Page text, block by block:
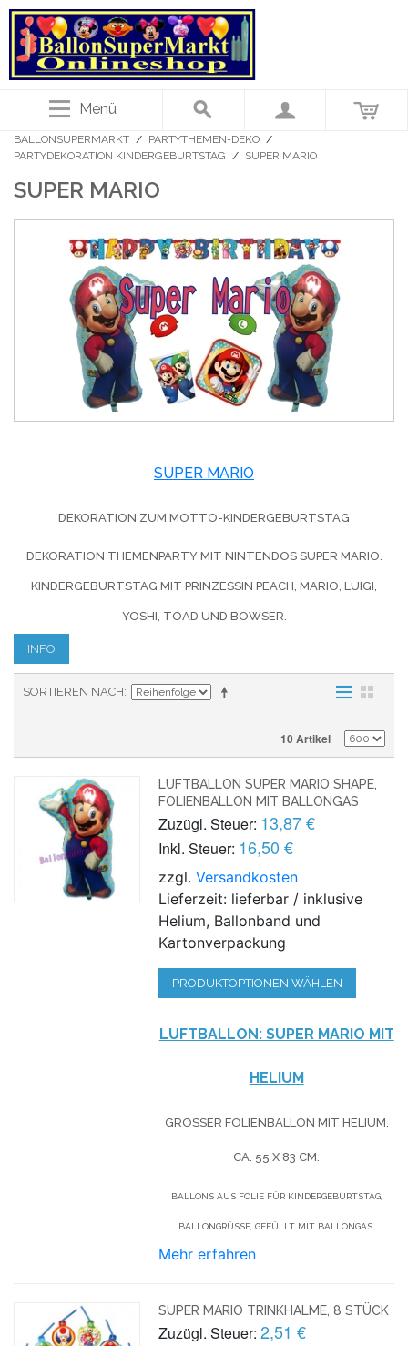
Menü
BALLONSUPERMARKT / PARTYTHEMEN-DEKO /
PARTYDEKORATION KINDERGEBURTSTAG / SUPER MARIO
SUPER MARIO
SUPER MARIO
DEKORATION ZUM MOTTO-KINDERGEBURTSTAG
DEKORATION THEMENPARTY MIT NINTENDOS SUPER MARIO.
KINDERGEBURTSTAG MIT PRINZESSIN PEACH, MARIO, LUIGI,
YOSHI, TOAD UND BOWSER.
INFO
SORTIEREN NACH
10 Artikel
LUFTBALLON SUPER MARIO SHAPE,
FOLIENBALLON MIT BALLONGAS
Zuzügl. Steuer: 13,87 €
Inkl. Steuer: 16,50 €
zzgl.Versandkosten
Lieferzeit: lieferbar / inklusive
Helium, Ballonband und
Kartonverpackung
PRODUKTOPTIONEN WÄHLEN
LUFTBALLON: SUPER MARIO MIT
HELIUM
GROSSER FOLIENBALLON MIT HELIUM,
CA. 55 X 83 CM.
BALLONS AUS FOLIE FÜR KINDERGEBURTSTAG,
BALLONGRÜSSE, GEFÜLLT MIT BALLONGAS.
Mehr erfahren
SUPER MARIO TRINKHALME, 8 STÜCK
Zuzügl. Steuer: 2,51 €